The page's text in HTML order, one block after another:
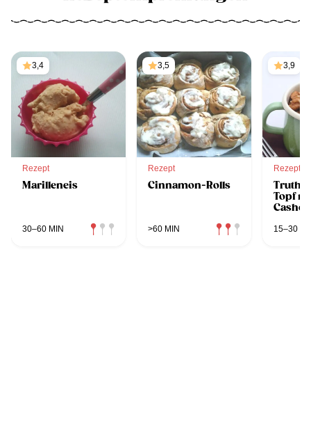
3,4
Rezept
Marilleneis
30–60 MIN
3,5
Rezept
Cinnamon-Rolls
>60 MIN
3,9
Rezept
Topf
15–30